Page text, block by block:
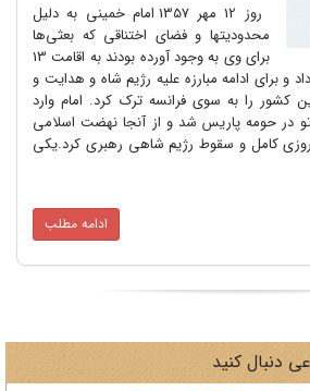
روز 12 مهر 1357 امام خمینی به دلیل
و فضای اختناقی که بعثی‌ها
برای وی به وجود آورده بودند به اقامت 13
علیه رژیم شاه و هدایت و
ترک کرد. امام وارد
شد و از آنجا نهضت اسلامی
رژیم شاهی رهبری کرد.یکی